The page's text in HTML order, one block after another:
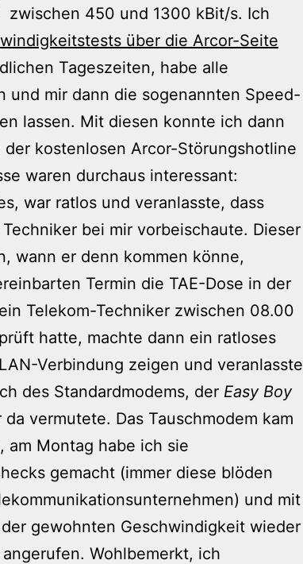
450 und 1300 kBit/s. Ich
über die Arcor-Seite
Tageszeiten, habe alle
und mir dann die sogenannten Speed-
lassen. Mit diesen konnte ich dann
kostenlosen Arcor-Störungshotline
waren durchaus interessant:
war ratlos und veranlasste, dass
bei mir vorbeischaute. Dieser
wann er denn kommen könne,
Termin die TAE-Dose in der
Telekom-Techniker zwischen 08.00
hatte, machte dann ein ratloses
Verbindung zeigen und veranlasste
des Standardmodems, der Easy Boy
da vermutete. Das Tauschmodem kam
am Montag habe ich sie
gemacht (immer diese blöden
und mit
gewohnten Geschwindigkeit wieder
Wohlbemerkt, ich